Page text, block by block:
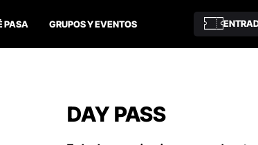
PASA GRUPOS Y EVENTOS
DAY PASS